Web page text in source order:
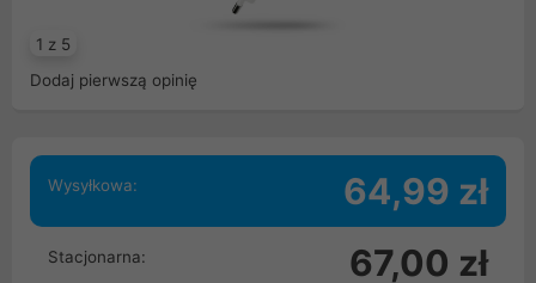
1 z 5
Dodaj pierwszą opinię
Wysyłkowa: 64,99 zł
Stacjonarna: 67,00 zł